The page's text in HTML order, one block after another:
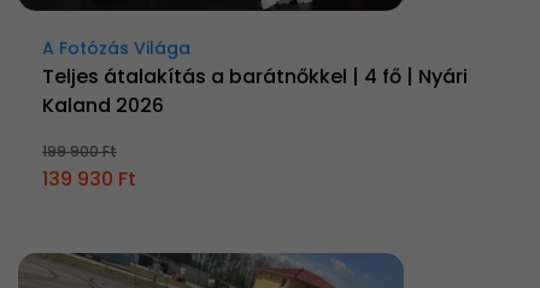
A Fotózás Világa
Teljes átalakítás a barátnőkkel | 4 fő | Nyári
Kaland 2026
199 900 Ft
139 930 Ft